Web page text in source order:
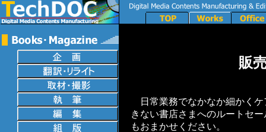
販
日常業務でなかなか細かくケ
きない書店さまへのルートセー
もおまかせください。